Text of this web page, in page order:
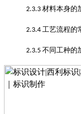
2.3.3 材料本身的
2.3.4 工艺流程的
2.3.5 不同工种的